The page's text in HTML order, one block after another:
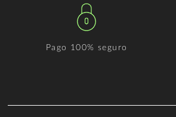
Pago 100% seguro